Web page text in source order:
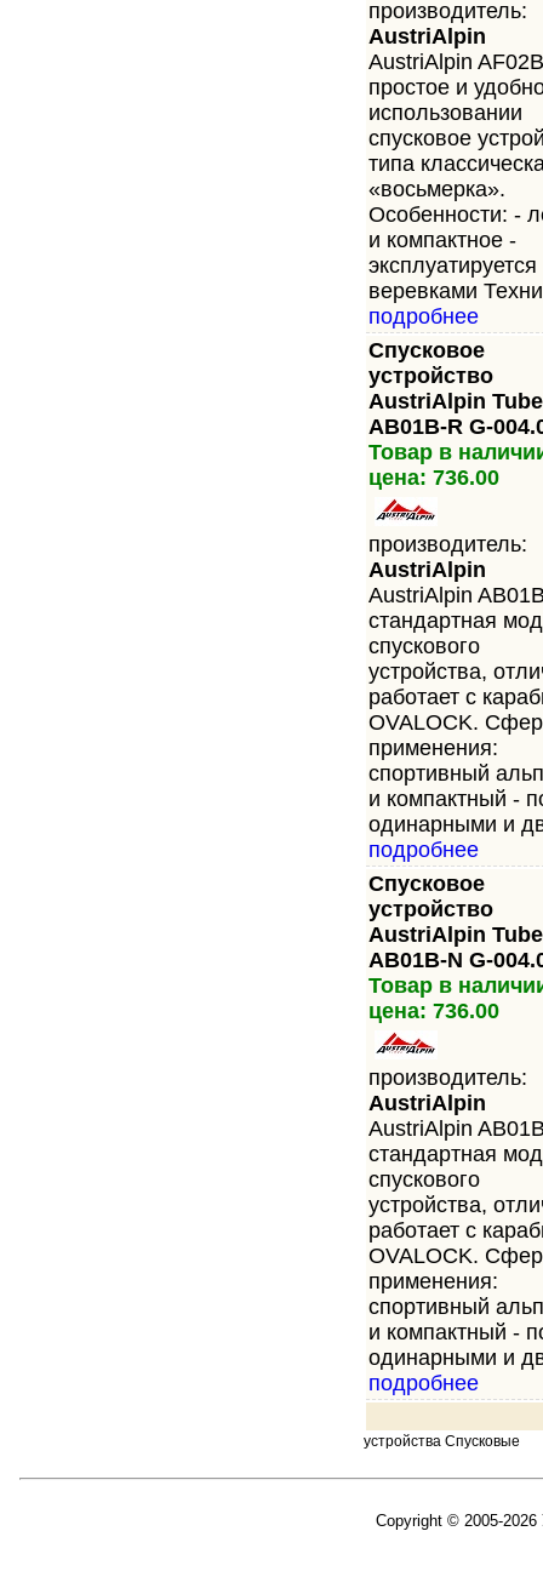
производитель:
AustriAlpin
AustriАlpin
простое и
использовании
спусковое
типа
«восьмерка».
Особенности: -
и компактное -
веревками
подробнее
Спусковое
устройство
AustriAlpin
AB01B-R G-
Товар в
цена: 736.00
производитель:
AustriAlpin
AustriАlpin
стандартная
спускового
устройства,
работает с
OVALOCK.
применения:
спортивный
и компактный -
одинарными и
подробнее
Спусковое
устройство
AustriAlpin
AB01B-N G-
Товар в
цена: 736.00
производитель:
AustriAlpin
AustriАlpin
стандартная
спускового
устройства,
работает с
OVALOCK.
применения:
спортивный
и компактный -
одинарными и
подробнее
устройства Спусковые
Copyright © 2005-2026